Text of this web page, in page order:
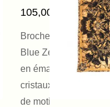
105,00
Broche Cœur
Blue Zeal Vein,
en émail et
cristaux ornée
de motifs de